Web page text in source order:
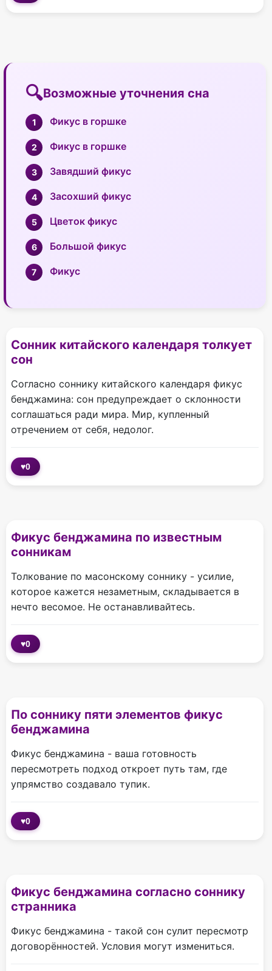
Возможные уточнения сна
Фикус в горшке
Фикус в горшке
Завядший фикус
Засохший фикус
Цветок фикус
Большой фикус
Фикус
Сонник китайского календаря толкует
сон
Согласно соннику китайского календаря фикус
бенджамина: сон предупреждает о склонности
соглашаться ради мира. Мир, купленный
отречением от себя, недолог.
♥0
Фикус бенджамина по известным
сонникам
Толкование по масонскому соннику - усилие,
которое кажется незаметным, складывается в
нечто весомое. Не останавливайтесь.
♥0
По соннику пяти элементов фикус
бенджамина
Фикус бенджамина - ваша готовность
пересмотреть подход откроет путь там, где
упрямство создавало тупик.
♥0
Фикус бенджамина согласно соннику
странника
Фикус бенджамина - такой сон сулит пересмотр
договорённостей. Условия могут измениться.